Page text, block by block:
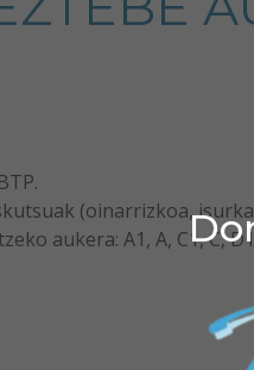
(oinarrizkoa,
aukera: A1, A, C1, C,